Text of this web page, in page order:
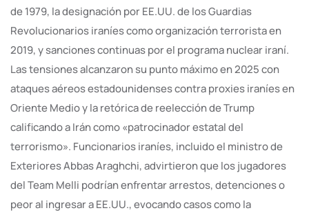
de 1979, la designación por EE.UU. de los Guardias
Revolucionarios iraníes como organización terrorista en
2019, y sanciones continuas por el programa nuclear iraní.
Las tensiones alcanzaron su punto máximo en 2025 con
ataques aéreos estadounidenses contra proxies iraníes en
Oriente Medio y la retórica de reelección de Trump
calificando a Irán como «patrocinador estatal del
terrorismo». Funcionarios iraníes, incluido el ministro de
Exteriores Abbas Araghchi, advirtieron que los jugadores
del Team Melli podrían enfrentar arrestos, detenciones o
peor al ingresar a EE.UU., evocando casos como la